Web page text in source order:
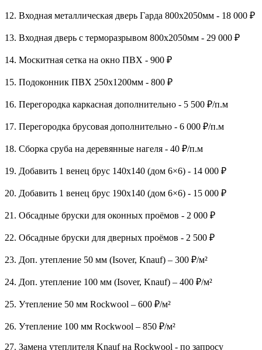
12. Входная металлическая дверь Гарда 800х2050мм - 18 000 ₽
13. Входная дверь с терморазрывом 800х2050мм - 29 000 ₽
14. Москитная сетка на окно ПВХ - 900 ₽
15. Подоконник ПВХ 250х1200мм - 800 ₽
16. Перегородка каркасная дополнительно - 5 500 ₽/п.м
17. Перегородка брусовая дополнительно - 6 000 ₽/п.м
18. Сборка сруба на деревянные нагеля - 40 ₽/п.м
19. Добавить 1 венец брус 140х140 (дом 6×6) - 14 000 ₽
20. Добавить 1 венец брус 190х140 (дом 6×6) - 15 000 ₽
21. Обсадные бруски для оконных проёмов - 2 000 ₽
22. Обсадные бруски для дверных проёмов - 2 500 ₽
23. Доп. утепление 50 мм (Isover, Knauf) – 300 ₽/м²
24. Доп. утепление 100 мм (Isover, Knauf) – 400 ₽/м²
25. Утепление 50 мм Rockwool – 600 ₽/м²
26. Утепление 100 мм Rockwool – 850 ₽/м²
27. Замена утеплителя Knauf на Rockwool - по запросу